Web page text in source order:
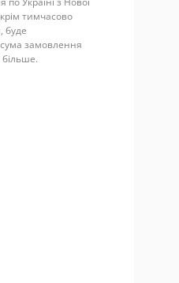
тимчасово
буде
замовлення
більше.